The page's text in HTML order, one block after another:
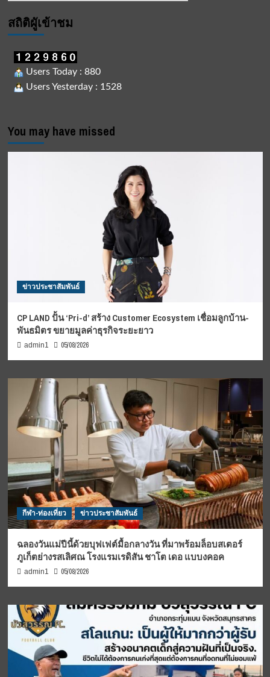
สถิติผูัเข้าชม
Users Today : 880
Users Yesterday : 1528
You may have missed
ข่าวประชาสัมพันธ์
CP LAND ปั้น ‘Pri-d’ สร้าง Customer Ecosystem เชื่อมลูกบ้าน-
พันธมิตร ขยายมูลค่าธุรกิจระยะยาว
admin1 05/08/2026
กีฬา-ท่องเที่ยว ข่าวประชาสัมพันธ์
ฉลองวันแม่ปีนี้ด้วยบุฟเฟต์มื้อกลางวัน ที่มาพร้อมล็อบสเตอร์
ภูเก็ตย่างรสเลิศณ โรงแรมเรดิสัน ชาโต เดอ แบบงคอค
admin1 05/08/2026